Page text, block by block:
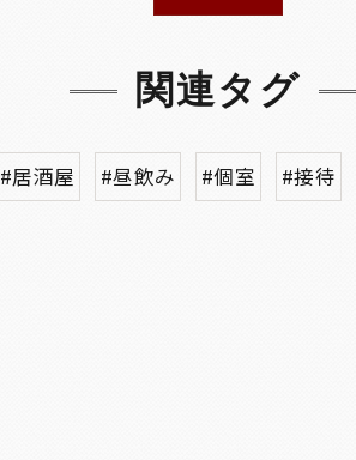
関連タグ
#居酒屋 #昼飲み #個室 #接待